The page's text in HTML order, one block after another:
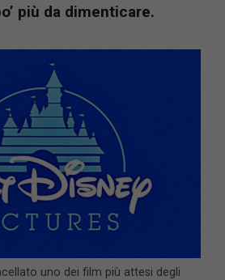
più da dimenticare.
uno dei film più attesi degli